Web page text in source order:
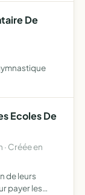
De
Ecoles De
Créée en
de leurs
payer les